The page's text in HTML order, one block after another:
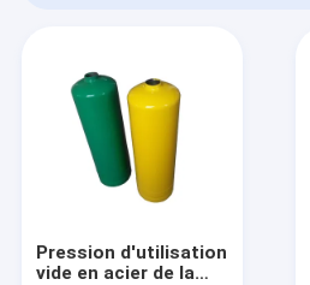
Pression d'utilisation
vide en acier de la